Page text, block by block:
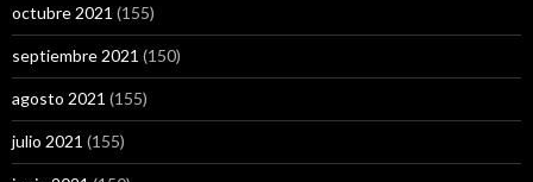
octubre 2021 (155)
septiembre 2021 (150)
agosto 2021 (155)
julio 2021 (155)